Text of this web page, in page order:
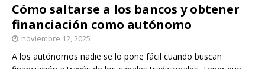
Cómo saltarse a los bancos y obtener
financiación como autónomo
noviembre 12, 2025
A los autónomos nadie se lo pone fácil cuando buscan